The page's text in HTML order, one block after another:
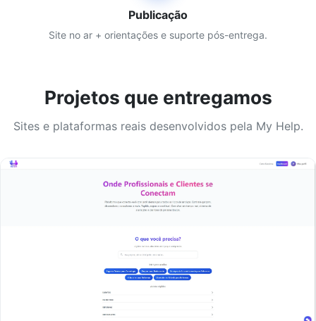
Publicação
Site no ar + orientações e suporte pós-entrega.
Projetos que entregamos
Sites e plataformas reais desenvolvidos pela My Help.